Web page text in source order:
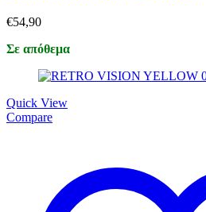
€54,90
Σε απόθεμα
Quick View
Compare